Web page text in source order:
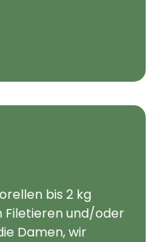
bis 2 kg
Filetieren und/oder
Damen, wir